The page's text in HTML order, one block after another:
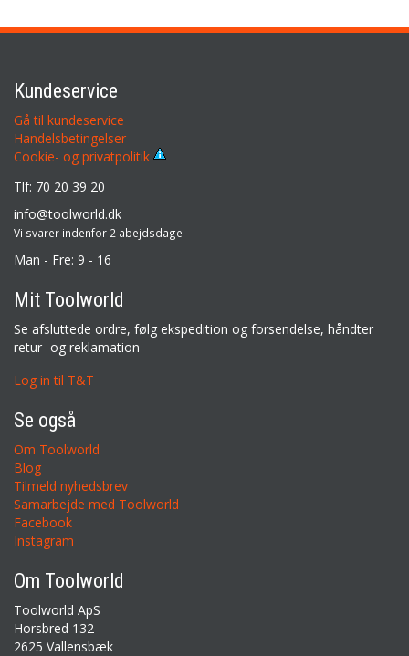
Kundeservice
Gå til kundeservice
Handelsbetingelser
Cookie- og privatpolitik
Tlf: 70 20 39 20
info@toolworld.dk
Vi svarer indenfor 2 abejdsdage
Man - Fre: 9 - 16
Mit Toolworld
Se afsluttede ordre, følg ekspedition og forsendelse, håndter
retur- og reklamation
Log in til T&T
Se også
Om Toolworld
Blog
Tilmeld nyhedsbrev
Samarbejde med Toolworld
Facebook
Instagram
Om Toolworld
Toolworld ApS
Horsbred 132
2625 Vallensbæk